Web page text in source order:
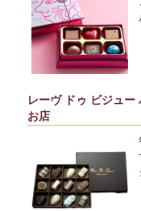
レーヴ ドゥ ビジュー
お店